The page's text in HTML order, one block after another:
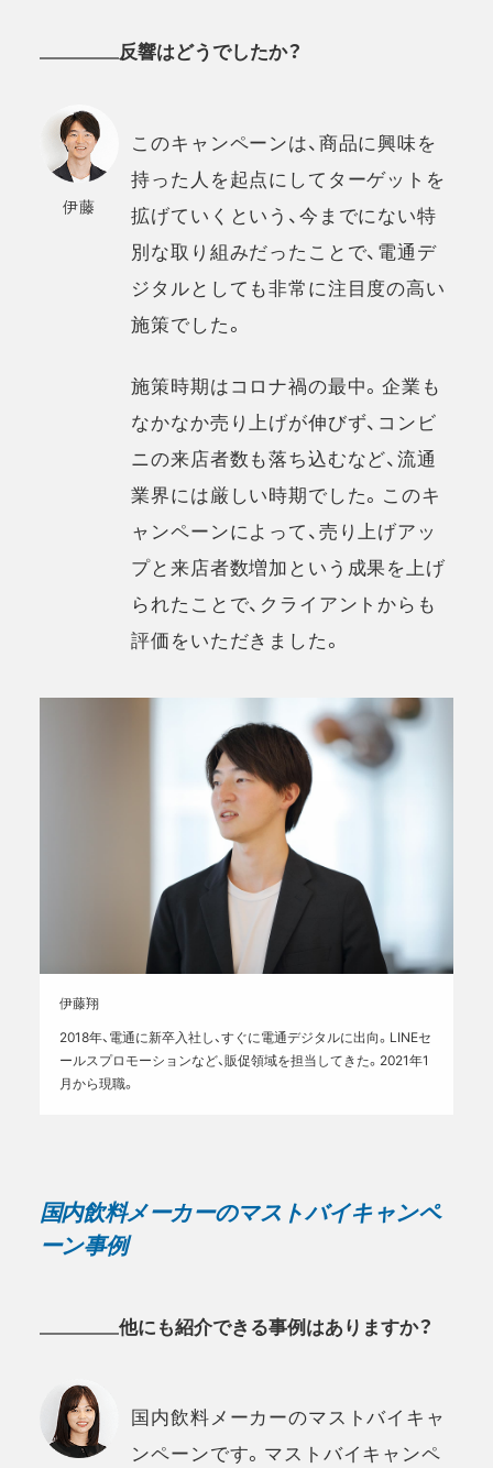
反響はどうでしたか？
伊藤
このキャンペーンは、商品に興味を
持った人を起点にしてターゲットを
拡げていくという、今までにない特
別な取り組みだったことで、電通デ
ジタルとしても非常に注目度の高い
施策でした。
施策時期はコロナ禍の最中。企業も
なかなか売り上げが伸びず、コンビ
ニの来店者数も落ち込むなど、流通
業界には厳しい時期でした。このキ
ャンペーンによって、売り上げアッ
プと来店者数増加という成果を上げ
られたことで、クライアントからも
評価をいただきました。
伊藤翔
2018年、電通に新卒入社し、すぐに電通デジタルに出向。LINEセ
ールスプロモーションなど、販促領域を担当してきた。2021年1
月から現職。
国内飲料メーカーのマストバイキャンペ
ーン事例
他にも紹介できる事例はありますか？
国内飲料メーカーのマストバイキャ
ンペーンです。マストバイキャンペ